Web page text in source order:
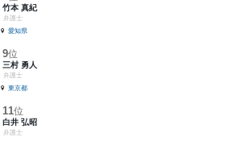
竹本 真紀
弁護士
愛知県
9位
三村 勇人
弁護士
東京都
11位
白井 弘昭
弁護士